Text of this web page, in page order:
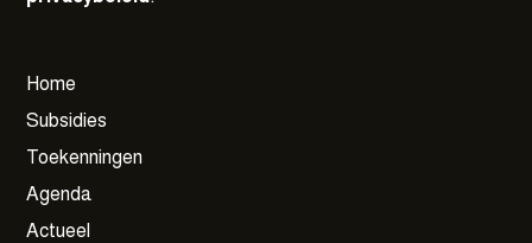
Home
Subsidies
Toekenningen
Agenda
Actueel